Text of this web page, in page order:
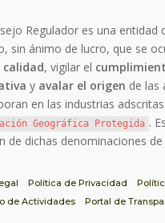
Regulador es una entidad
sin ánimo de lucro, que se
calidad, vigilar el
y avalar el origen de las
en las industrias
Geográfica Protegida .
de dichas denominaciones de
Política de Privacidad
de Actividades
Portal de